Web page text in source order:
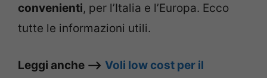
convenienti, per l’Italia e l’Europa. Ecco
tutte le informazioni utili.
Leggi anche –> Voli low cost per il